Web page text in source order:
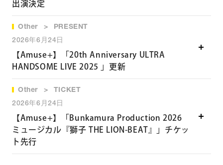
出演決定
NHK 夜ドラ「税金で買った本」
2026年8月24日（月） オンエアスタート
＊毎週月曜～木曜日22:45～23:00
＊NHK ONE（新NHKプラス）で同時・見逃し配信予定
＊灰坂坑太 役
Other
PRESENT
2026年6月24日
【Amuse+】「20th Anniversary ULTRA
HANDSOME LIVE 2025 」更新
詳細ページへ
Other
TICKET
2026年6月24日
【Amuse+】「Bunkamura Production 2026
ミュージカル『獅子 THE LION-BEAT』」チケッ
ト先行